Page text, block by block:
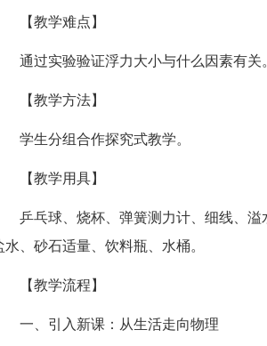
【教学难点】
通过实验验证浮力大小与什么因素有关
【教学方法】
学生分组合作探究式教学。
【教学用具】
乒乓球、烧杯、弹簧测力计、细线、
水、砂石适量、饮料瓶、水桶。
【教学流程】
一、引入新课：从生活走向物理